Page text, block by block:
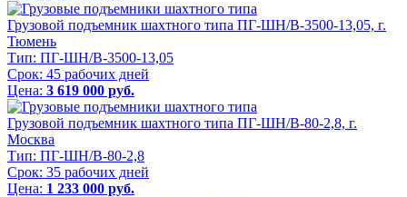
Грузовой подъемник шахтного типа ПГ-ШН/В-3500-13,05, г.
Тюмень
Тип: ПГ-ШН/В-3500-13,05
Срок: 45 рабочих дней
Цена: 3 619 000 руб.
Грузовой подъемник шахтного типа ПГ-ШН/В-80-2,8, г.
Москва
Тип: ПГ-ШН/В-80-2,8
Срок: 35 рабочих дней
Цена: 1 233 000 руб.